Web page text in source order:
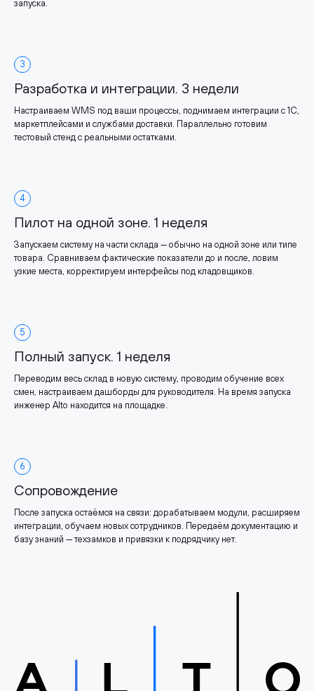
запуска.
3
Разработка и интеграции. 3 недели
Настраиваем WMS под ваши процессы, поднимаем интеграции с 1С,
маркетплейсами и службами доставки. Параллельно готовим
тестовый стенд с реальными остатками.
4
Пилот на одной зоне. 1 неделя
Запускаем систему на части склада — обычно на одной зоне или типе
товара. Сравниваем фактические показатели до и после, ловим
узкие места, корректируем интерфейсы под кладовщиков.
5
Полный запуск. 1 неделя
Переводим весь склад в новую систему, проводим обучение всех
смен, настраиваем дашборды для руководителя. На время запуска
инженер Alto находится на площадке.
6
Сопровождение
После запуска остаёмся на связи: дорабатываем модули, расширяем
интеграции, обучаем новых сотрудников. Передаём документацию и
базу знаний — техзамков и привязки к подрядчику нет.